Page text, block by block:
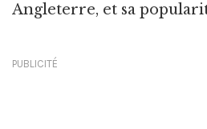
Angleterre, et sa
PUBLICITÉ